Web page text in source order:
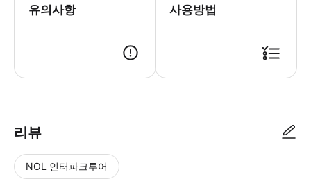
유의사항 사용방법
리뷰
NOL 인터파크투어